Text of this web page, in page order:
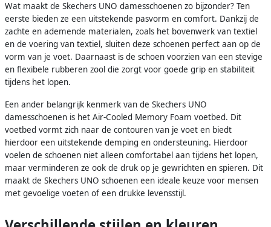
Wat maakt de Skechers UNO damesschoenen zo bijzonder? Ten
eerste bieden ze een uitstekende pasvorm en comfort. Dankzij de
zachte en ademende materialen, zoals het bovenwerk van textiel
en de voering van textiel, sluiten deze schoenen perfect aan op de
vorm van je voet. Daarnaast is de schoen voorzien van een stevige
en flexibele rubberen zool die zorgt voor goede grip en stabiliteit
tijdens het lopen.
Een ander belangrijk kenmerk van de Skechers UNO
damesschoenen is het Air-Cooled Memory Foam voetbed. Dit
voetbed vormt zich naar de contouren van je voet en biedt
hierdoor een uitstekende demping en ondersteuning. Hierdoor
voelen de schoenen niet alleen comfortabel aan tijdens het lopen,
maar verminderen ze ook de druk op je gewrichten en spieren. Dit
maakt de Skechers UNO schoenen een ideale keuze voor mensen
met gevoelige voeten of een drukke levensstijl.